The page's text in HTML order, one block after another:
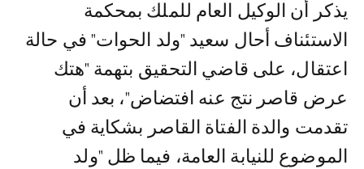
يذكر أن الوكيل العام للملك بمحكمة
الاستئناف أحال سعيد "ولد الحوات" في حالة
اعتقال، على قاضي التحقيق بتهمة "هتك
عرض قاصر نتج عنه افتضاض"، بعد أن
تقدمت والدة الفتاة القاصر بشكاية في
الموضوع للنيابة العامة، فيما ظل "ولد